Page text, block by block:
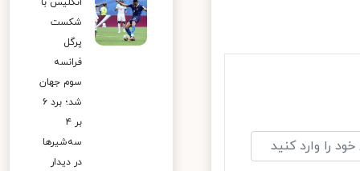
شکست
پرگل
فرانسه
سوم جهان
شد؛ برد ۶
بر ۴
سه‌شیرها
در دیدار